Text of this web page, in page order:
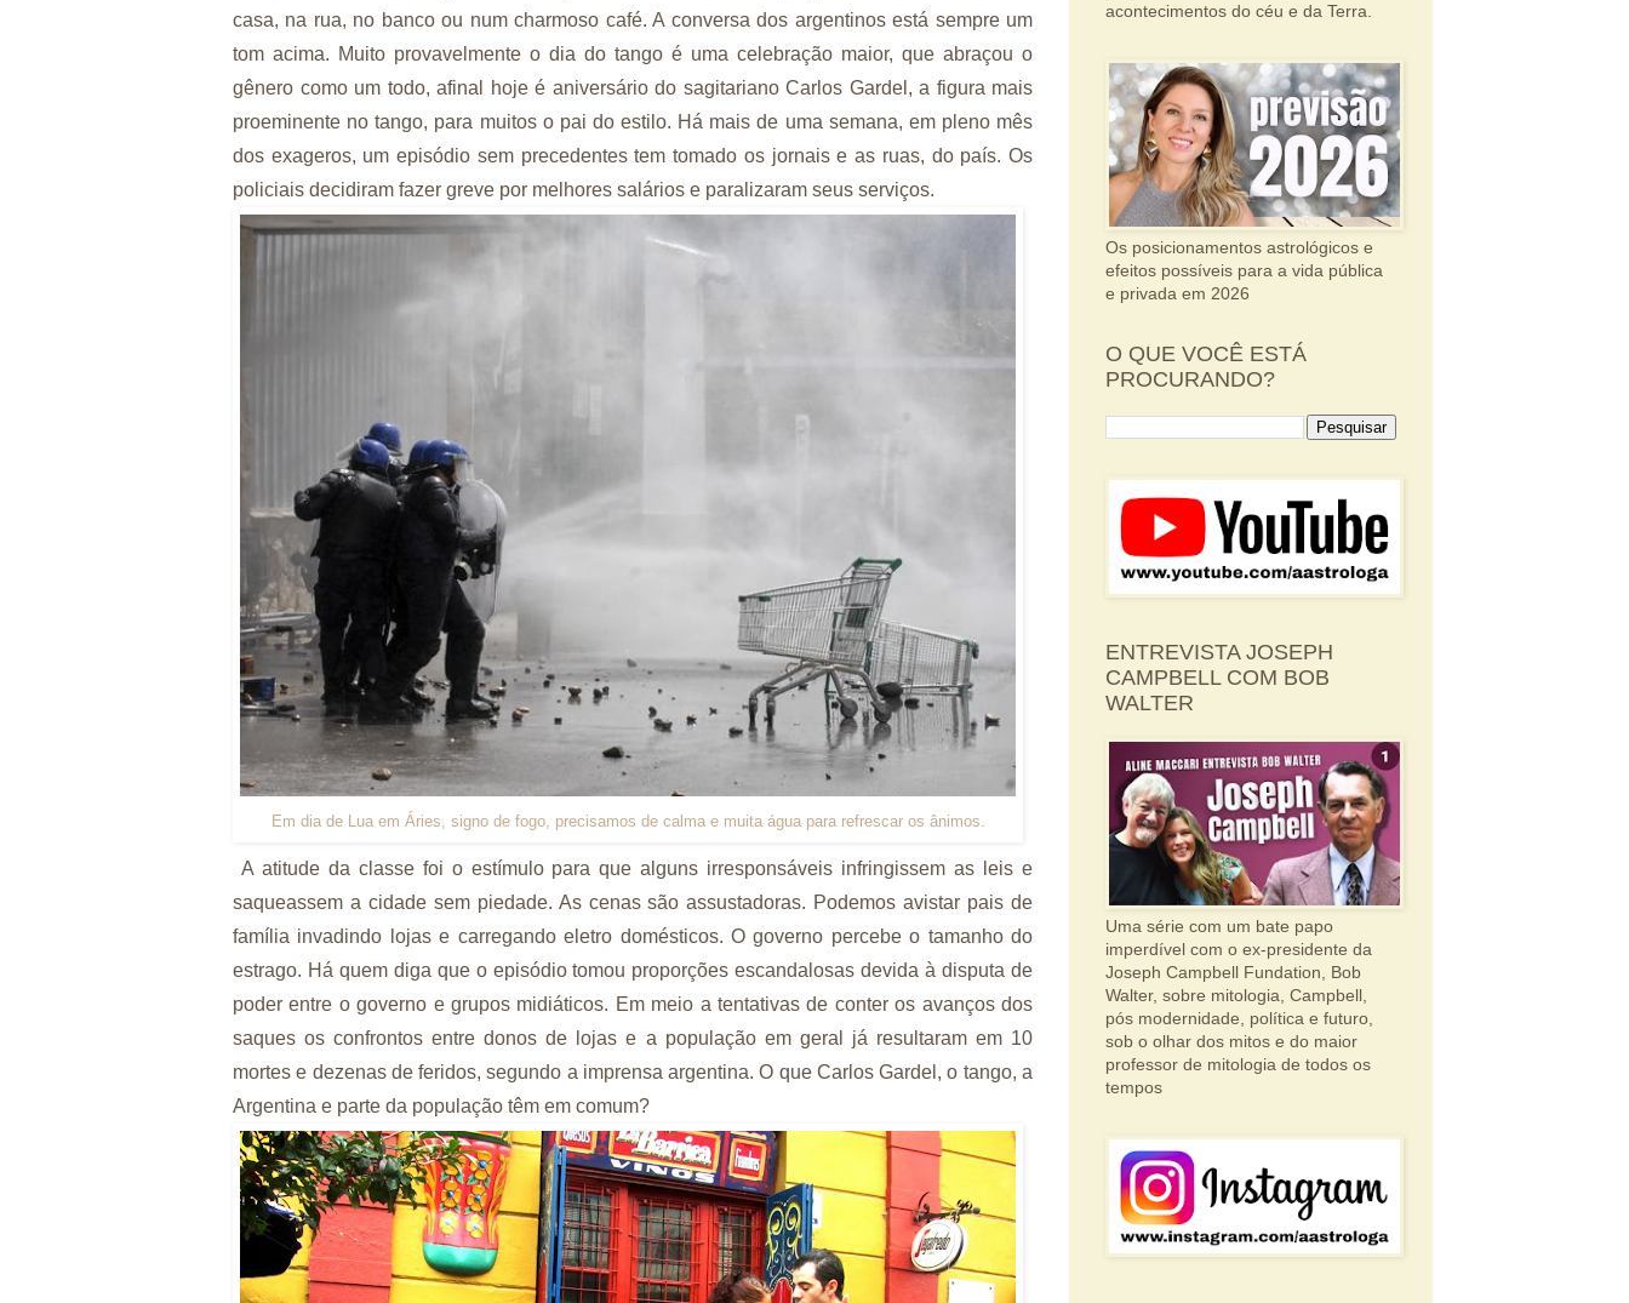
casa, na rua, no banco ou num charmoso café. A conversa dos argentinos está sempre um
tom acima. Muito provavelmente o dia do tango é uma celebração maior, que abraçou o
gênero como um todo, afinal hoje é aniversário do sagitariano Carlos Gardel, a figura mais
proeminente no tango, para muitos o pai do estilo. Há mais de uma semana, em pleno mês
dos exageros, um episódio sem precedentes tem tomado os jornais e as ruas, do país. Os
policiais decidiram fazer greve por melhores salários e paralizaram seus serviços.
Em dia de Lua em Áries, signo de fogo, precisamos de calma e muita água para refrescar os ânimos.
A atitude da classe foi o estímulo para que alguns irresponsáveis infringissem as leis e
saqueassem a cidade sem piedade. As cenas são assustadoras. Podemos avistar pais de
família invadindo lojas e carregando eletro domésticos. O governo percebe o tamanho do
estrago. Há quem diga que o episódio tomou proporções escandalosas devida à disputa de
poder entre o governo e grupos midiáticos. Em meio a tentativas de conter os avanços dos
saques os confrontos entre donos de lojas e a população em geral já resultaram em 10
mortes e dezenas de feridos, segundo a imprensa argentina. O que Carlos Gardel, o tango, a
Argentina e parte da população têm em comum?
acontecimentos do céu e da Terra.
Os posicionamentos astrológicos e
efeitos possíveis para a vida pública
e privada em 2026
O QUE VOCÊ ESTÁ
PROCURANDO?
ENTREVISTA JOSEPH
CAMPBELL COM BOB
WALTER
Uma série com um bate papo
imperdível com o ex-presidente da
Joseph Campbell Fundation, Bob
Walter, sobre mitologia, Campbell,
pós modernidade, política e futuro,
sob o olhar dos mitos e do maior
professor de mitologia de todos os
tempos